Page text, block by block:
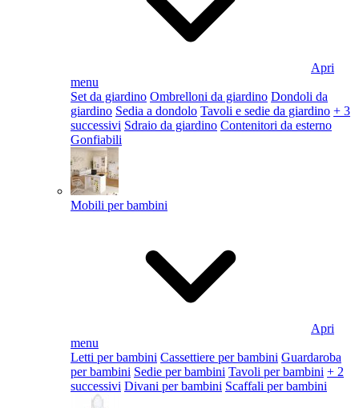
Apri
menu
Set da giardino Ombrelloni da giardino Dondoli da
giardino Sedia a dondolo Tavoli e sedie da giardino + 3
successivi Sdraio da giardino Contenitori da esterno
Gonfiabili
Mobili per bambini
Apri
menu
Letti per bambini Cassettiere per bambini Guardaroba
per bambini Sedie per bambini Tavoli per bambini + 2
successivi Divani per bambini Scaffali per bambini